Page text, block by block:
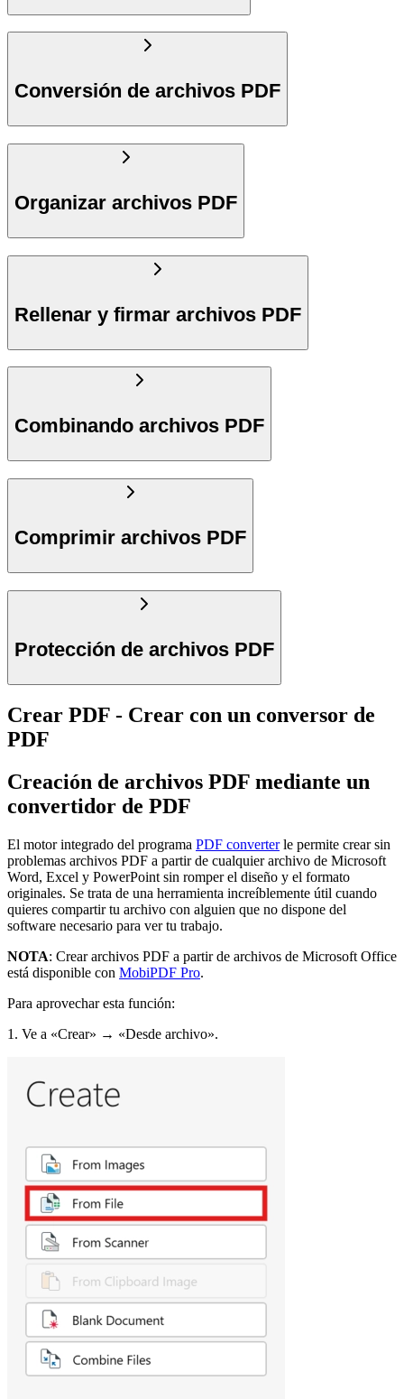
Conversión de archivos PDF
Organizar archivos PDF
Rellenar y firmar archivos PDF
Combinando archivos PDF
Comprimir archivos PDF
Protección de archivos PDF
Crear PDF - Crear con un conversor de
PDF
Creación de archivos PDF mediante un
convertidor de PDF
El motor integrado del programa PDF converterle permite crear sin
problemas archivos PDF a partir de cualquier archivo de Microsoft
Word, Excel y PowerPoint sin romper el diseño y el formato
originales. Se trata de una herramienta increíblemente útil cuando
quieres compartir tu archivo con alguien que no dispone del
software necesario para ver tu trabajo.
NOTA: Crear archivos PDF a partir de archivos de Microsoft Office
está disponible con MobiPDF Pro.
Para aprovechar esta función:
1. Ve a «Crear» → «Desde archivo».